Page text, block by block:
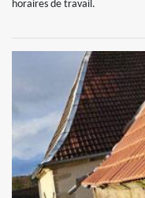
horaires de travail.